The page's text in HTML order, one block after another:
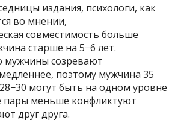
издания, психологи, как
во мнении,
совместимость больше
старше на 5−6 лет.
мужчины созревают
поэтому мужчина 35
могут быть на одном уровне
пары меньше конфликтуют
друг друга.